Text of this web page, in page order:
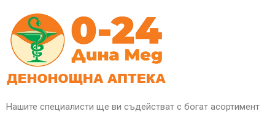
Нашите специалисти ще ви съдействат с богат асортимент